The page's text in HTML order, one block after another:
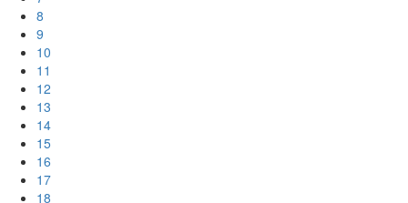
8
9
10
11
12
13
14
15
16
17
18